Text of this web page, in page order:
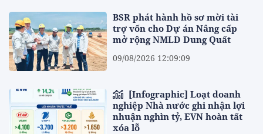
BSR phát hành hồ sơ mời tài
trợ vốn cho Dự án Nâng cấp
mở rộng NMLD Dung Quất
09/08/2026 12:09:09
nghiệp Nhà nước ghi nhận lợi
nhuận nghìn tỷ, EVN hoàn tất
xóa lỗ